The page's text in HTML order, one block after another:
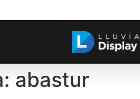
abastur